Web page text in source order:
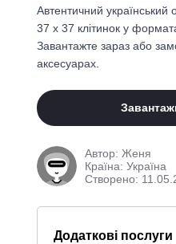
Автентичний український
37 x 37 клітинок у
Завантажте зараз або
аксесуарах.
Автор: Женя
Країна: Україна
Створено:
Додаткові послуги